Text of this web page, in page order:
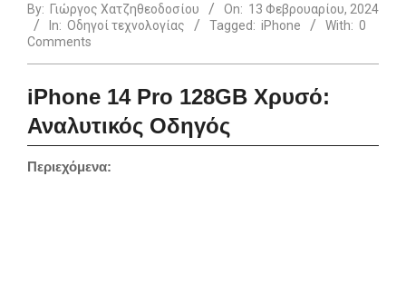
By: Γιώργος Χατζηθεοδοσίου On: 13 Φεβρουαρίου, 2024
In: Οδηγοί τεχνολογίας Tagged: iPhone With: 0
Comments
iPhone 14 Pro 128GB Χρυσό:
Αναλυτικός Οδηγός
Περιεχόμενα: